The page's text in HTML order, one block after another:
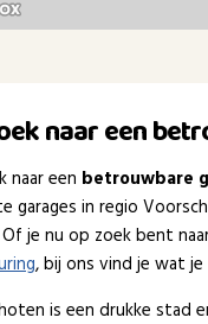
naar een
naar een betrouwbare
garages in regio
je nu op zoek bent
, bij ons vind je wat
is een drukke stad